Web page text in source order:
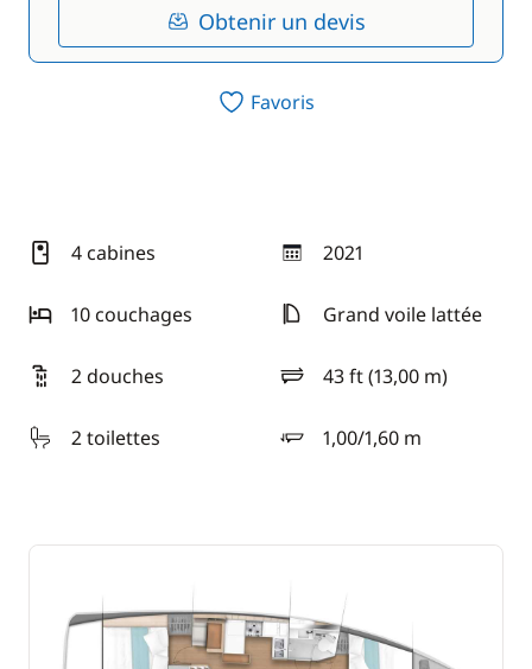
Obtenir un devis
Favoris
4 cabines 2021
année
10 couchages
Grand voile lattée
2 douches 43 ft (13,00 m)
longueur
2 toilettes
1,00/1,60 m
tirant d'eau